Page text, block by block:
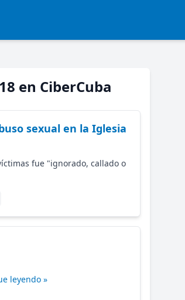
en CiberCuba
sexual en la Iglesia
fue "ignorado, callado o
leyendo »